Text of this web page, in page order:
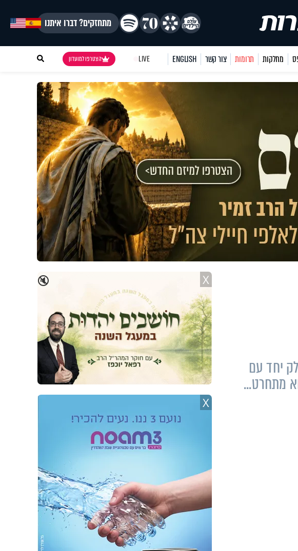
מתחזקים? דברו איתנו
מחלקות תרומות צור קשר ENGLISH
LIVE הצטרפו למועדון
יחד עם
מתחרט...
🔇 X
X